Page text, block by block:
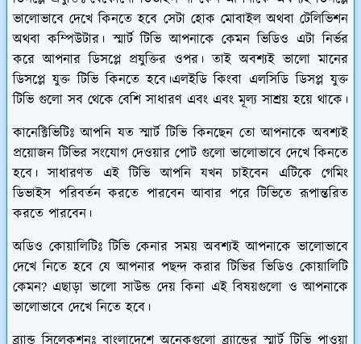
ভালোভাবে দেখে কিনতে হবে সেটা হোক মোবাইল অথবা টেলিভিশন
অথবা কম্পিউটার। স্মার্ট টিভি আপনাকে কেমন ভিডিও এটা নির্ভর
করে আপনার ডিসপ্লে প্রযুক্তির ওপর। তাই অবশ্যই ভালো মানের
ডিসপ্লে যুক্ত টিভি কিনতে হবে।এলইডি কিংবা এলসিডি ডিসপ্ল যুক্ত
টিভি গুলো সব থেকে বেশি সাধারণ এবং এবং মূল্য সাশ্রয় হয়ে থাকে।
কানেক্টিভিটিঃ আপনি যত স্মার্ট টিভি কিনছেন তো আপনাকে অবশ্যই
প্রয়োজন টিভির সংযোগ দেওয়ার পোট গুলো ভালোভাবে দেখে কিনতে
হবে। সাধারণত এই টিভি আপনি যখন চাইবেন এটিকে গেমিং
ডিভাইস পরিবর্তন করতে পারবেন আবার পরে টিভিতে রূপান্তরিত
করতে পারবেন।
অডিও কোয়ালিটিঃ টিভি কেনার সময় অবশ্যই আপনাকে ভালোভাবে
দেখে নিতে হবে যে আপনার পছন্দ করার টিভির ভিডিও কোয়ালিটি
কেমন? এছাড়া ভালো সাউন্ড দেয় কিনা এই বিষয়গুলো ও আপনাকে
ভালোভাবে দেখে নিতে হবে।